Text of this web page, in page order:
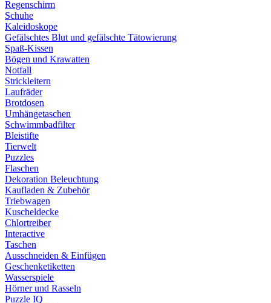
Regenschirm
Schuhe
Kaleidoskope
Gefälschtes Blut und gefälschte Tätowierung
Spaß-Kissen
Bögen und Krawatten
Notfall
Strickleitern
Laufräder
Brotdosen
Umhängetaschen
Schwimmbadfilter
Bleistifte
Tierwelt
Puzzles
Flaschen
Dekoration Beleuchtung
Kaufladen & Zubehör
Triebwagen
Kuscheldecke
Chlortreiber
Interactive
Taschen
Ausschneiden & Einfügen
Geschenketiketten
Wasserspiele
Hörner und Rasseln
Puzzle IQ